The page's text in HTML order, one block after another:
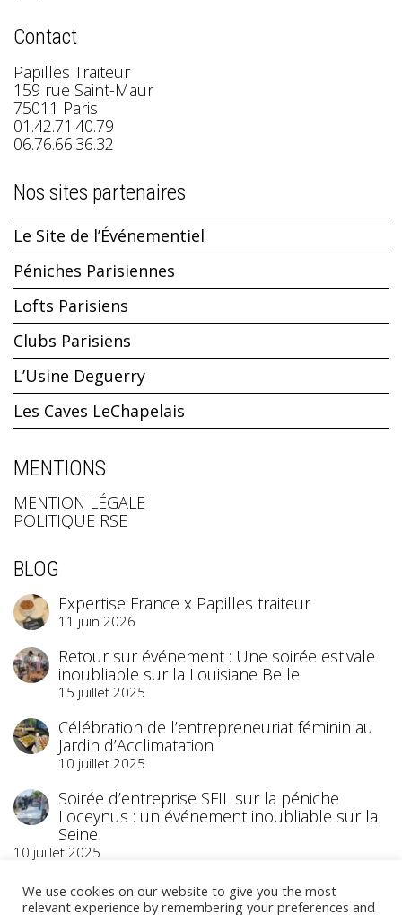
Contact
Papilles Traiteur
159 rue Saint-Maur
75011 Paris
01.42.71.40.79
06.76.66.36.32
Nos sites partenaires
Le Site de l’Événementiel
Péniches Parisiennes
Lofts Parisiens
Clubs Parisiens
L’Usine Deguerry
Les Caves LeChapelais
MENTIONS
MENTION LÉGALE
POLITIQUE RSE
BLOG
Expertise France x Papilles traiteur
11 juin 2026
Retour sur événement : Une soirée estivale
inoubliable sur la Louisiane Belle
15 juillet 2025
Célébration de l’entrepreneuriat féminin au
Jardin d’Acclimatation
10 juillet 2025
Soirée d’entreprise SFIL sur la péniche
Loceynus : un événement inoubliable sur la
Seine
10 juillet 2025
We use cookies on our website to give you the most
relevant experience by remembering your preferences and